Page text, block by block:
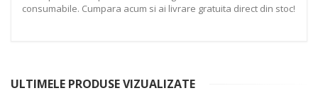
consumabile. Cumpara acum si ai livrare gratuita direct din stoc!
ULTIMELE PRODUSE VIZUALIZATE